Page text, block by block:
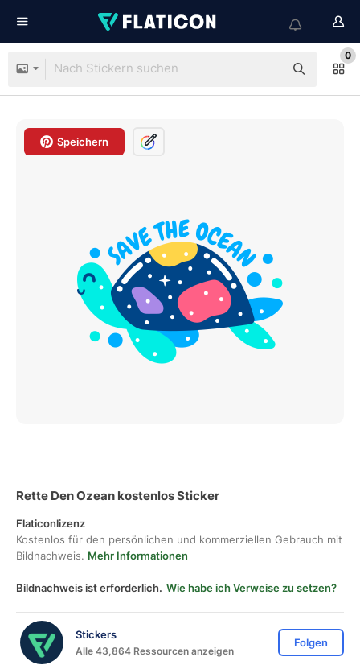
0
Speichern
Rette Den Ozean kostenlos Sticker
Flaticonlizenz
Kostenlos für den persönlichen und kommerziellen Gebrauch mit
Bildnachweis. Mehr Informationen
Bildnachweis ist erforderlich. Wie habe ich Verweise zu setzen?
Stickers
Alle 43,864 Ressourcen anzeigen
Folgen